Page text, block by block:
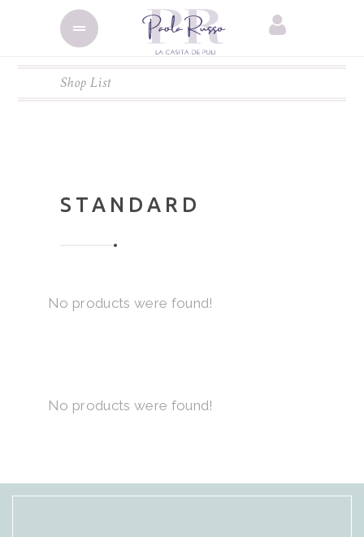
Shop List
STANDARD
No products were found!
No products were found!